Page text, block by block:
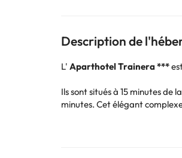
Description de
L' Aparthotel Trainera ***
Ils sont situés à 15 minutes
minutes. Cet élégant